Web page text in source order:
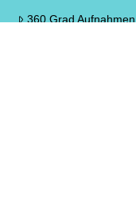
360 Grad Aufnahmen